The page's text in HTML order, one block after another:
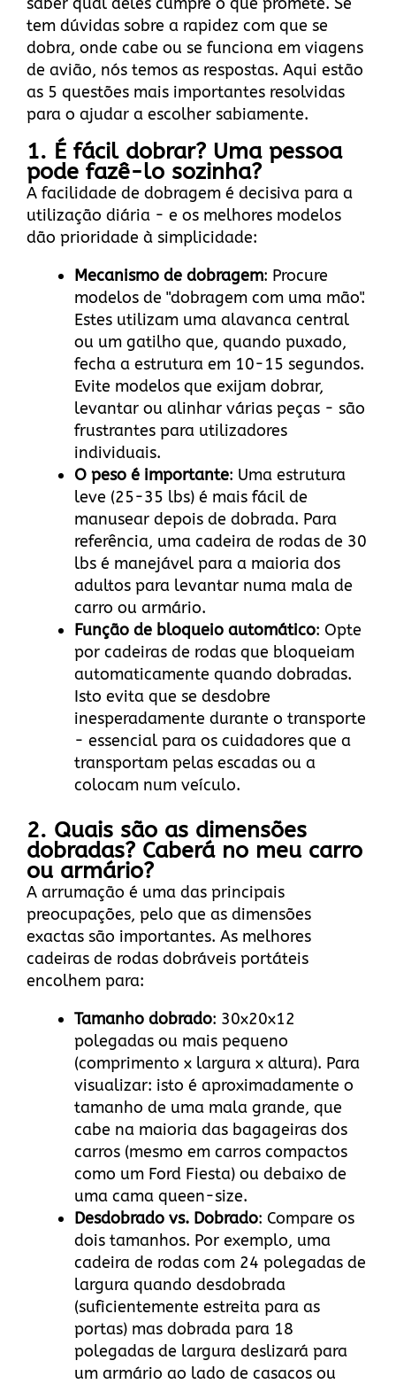
tem dúvidas sobre a rapidez com que se
dobra, onde cabe ou se funciona em viagens
de avião, nós temos as respostas. Aqui estão
as 5 questões mais importantes resolvidas
para o ajudar a escolher sabiamente.
1. É fácil dobrar? Uma pessoa
pode fazê-lo sozinha?
A facilidade de dobragem é decisiva para a
utilização diária - e os melhores modelos
dão prioridade à simplicidade:
Mecanismo de dobragem: Procure
modelos de "dobragem com uma mão".
Estes utilizam uma alavanca central
ou um gatilho que, quando puxado,
fecha a estrutura em 10-15 segundos.
Evite modelos que exijam dobrar,
levantar ou alinhar várias peças - são
frustrantes para utilizadores
individuais.
O peso é importante: Uma estrutura
leve (25-35 lbs) é mais fácil de
manusear depois de dobrada. Para
referência, uma cadeira de rodas de 30
lbs é manejável para a maioria dos
adultos para levantar numa mala de
carro ou armário.
Função de bloqueio automático: Opte
por cadeiras de rodas que bloqueiam
automaticamente quando dobradas.
Isto evita que se desdobre
inesperadamente durante o transporte
- essencial para os cuidadores que a
transportam pelas escadas ou a
colocam num veículo.
2. Quais são as dimensões
dobradas? Caberá no meu carro
ou armário?
A arrumação é uma das principais
preocupações, pelo que as dimensões
exactas são importantes. As melhores
cadeiras de rodas dobráveis portáteis
encolhem para:
Tamanho dobrado: 30x20x12
polegadas ou mais pequeno
(comprimento x largura x altura). Para
visualizar: isto é aproximadamente o
tamanho de uma mala grande, que
cabe na maioria das bagageiras dos
carros (mesmo em carros compactos
como um Ford Fiesta) ou debaixo de
uma cama queen-size.
Desdobrado vs. Dobrado: Compare os
dois tamanhos. Por exemplo, uma
cadeira de rodas com 24 polegadas de
largura quando desdobrada
(suficientemente estreita para as
portas) mas dobrada para 18
polegadas de largura deslizará para
um armário ao lado de casacos ou